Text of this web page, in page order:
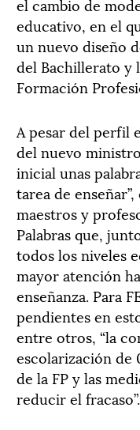
educativo, en el
un nuevo diseño
del Bachillerato y
Formación
A pesar del perfil
del nuevo
inicial unas
tarea de
maestros y
Palabras que,
todos los niveles
mayor atención
enseñanza. Para
pendientes en
entre otros, “la
escolarización de
de la FP y las
reducir el fracaso”.